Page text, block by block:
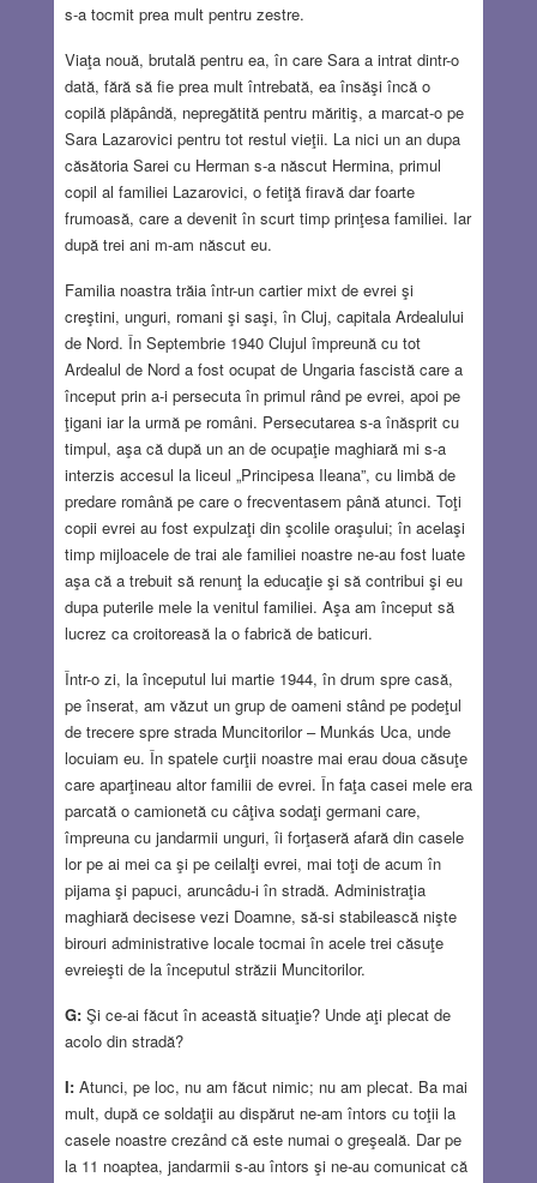
s-a tocmit prea mult pentru zestre.
Viaţa nouă, brutală pentru ea, în care Sara a intrat dintr-o
dată, fără să fie prea mult întrebată, ea însăşi încă o
copilă plăpândă, nepregătită pentru măritiş, a marcat-o pe
Sara Lazarovici pentru tot restul vieţii. La nici un an dupa
căsătoria Sarei cu Herman s-a născut Hermina, primul
copil al familiei Lazarovici, o fetiţă firavă dar foarte
frumoasă, care a devenit în scurt timp prinţesa familiei. Iar
după trei ani m-am născut eu.
Familia noastra trăia într-un cartier mixt de evrei şi
creştini, unguri, romani şi saşi, în Cluj, capitala Ardealului
de Nord. În Septembrie 1940 Clujul împreună cu tot
Ardealul de Nord a fost ocupat de Ungaria fascistă care a
început prin a-i persecuta în primul rând pe evrei, apoi pe
ţigani iar la urmă pe români. Persecutarea s-a înăsprit cu
timpul, aşa că după un an de ocupaţie maghiară mi s-a
interzis accesul la liceul „Principesa Ileana”, cu limbă de
predare română pe care o frecventasem până atunci. Toţi
copii evrei au fost expulzaţi din şcolile oraşului; în acelaşi
timp mijloacele de trai ale familiei noastre ne-au fost luate
aşa că a trebuit să renunţ la educaţie şi să contribui şi eu
dupa puterile mele la venitul familiei. Aşa am început să
lucrez ca croitoreasă la o fabrică de baticuri.
Într-o zi, la începutul lui martie 1944, în drum spre casă,
pe înserat, am văzut un grup de oameni stând pe podeţul
de trecere spre strada Muncitorilor – Munkás Uca, unde
locuiam eu. În spatele curţii noastre mai erau doua căsuţe
care aparţineau altor familii de evrei. În faţa casei mele era
parcată o camionetă cu câţiva sodaţi germani care,
împreuna cu jandarmii unguri, îi forţaseră afară din casele
lor pe ai mei ca şi pe ceilalţi evrei, mai toţi de acum în
pijama şi papuci, aruncâdu-i în stradă. Administraţia
maghiară decisese vezi Doamne, să-si stabilească nişte
birouri administrative locale tocmai în acele trei căsuţe
evreieşti de la începutul străzii Muncitorilor.
G:Şi ce-ai făcut în această situaţie? Unde aţi plecat de
acolo din stradă?
I:Atunci, pe loc, nu am făcut nimic; nu am plecat. Ba mai
mult, după ce soldaţii au dispărut ne-am întors cu toţii la
casele noastre crezând că este numai o greşeală. Dar pe
la 11 noaptea, jandarmii s-au întors şi ne-au comunicat că